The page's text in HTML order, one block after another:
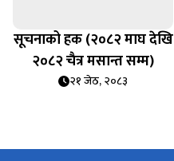
सूचनाको हक (२०८२ माघ देखि
२०८२ चैत्र मसान्त सम्म)
२१ जेठ, २०८३